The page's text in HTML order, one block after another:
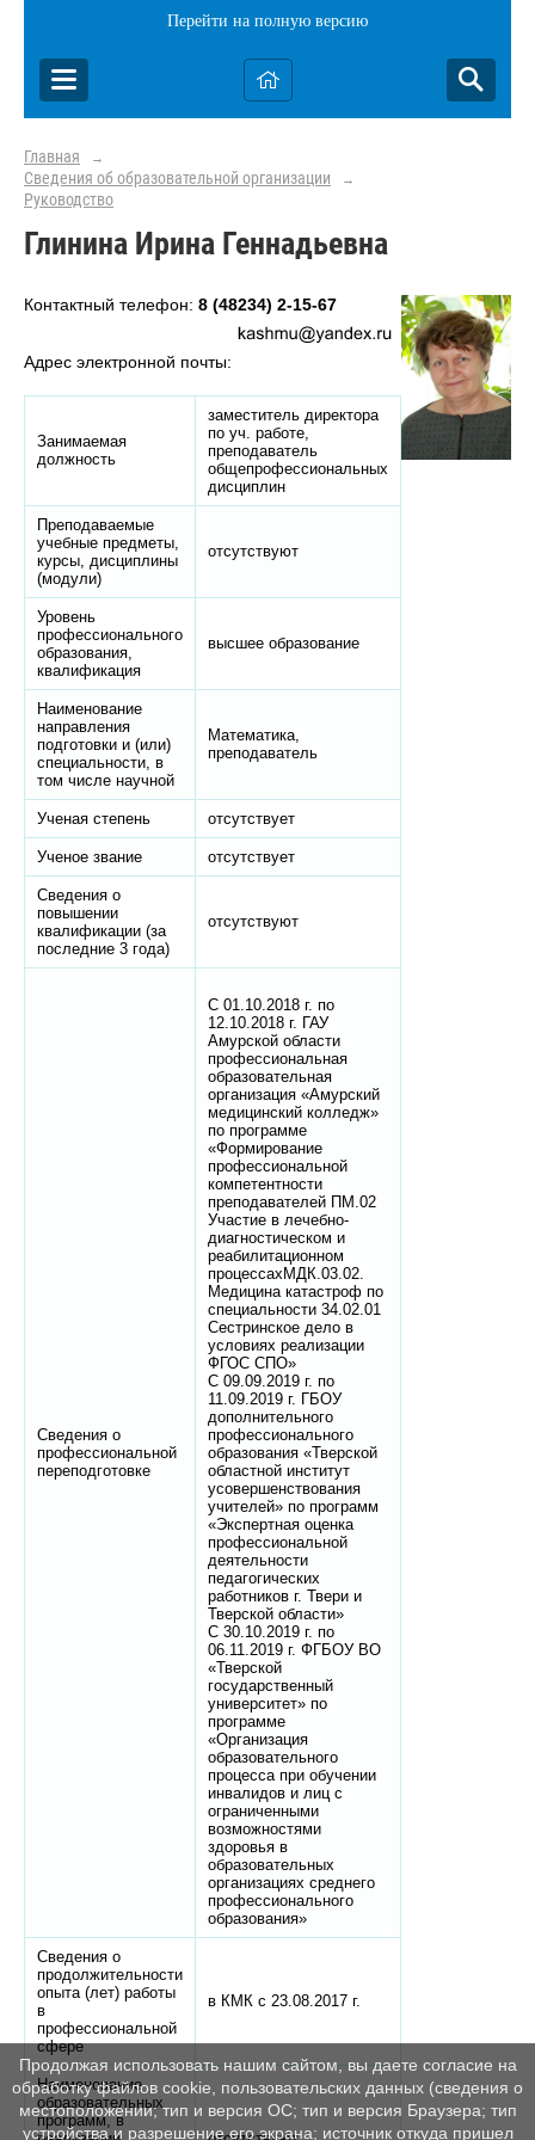
Перейти на полную версию
Главная →
Сведения об образовательной организации →
Руководство
Глинина Ирина Геннадьевна
Контактный телефон: 8 (48234) 2-15-67
Адрес электронной почты:
Занимаемая
должность
заместитель директора
по уч. работе,
преподаватель
общепрофессиональных
дисциплин
Преподаваемые
учебные предметы,
курсы, дисциплины
(модули)
отсутствуют
Уровень
профессионального
образования,
квалификация
высшее образование
Наименование
направления
подготовки и (или)
специальности, в
том числе научной
Математика,
преподаватель
Ученая степень отсутствует
Ученое звание отсутствует
Сведения о
повышении
квалификации (за
последние 3 года)
отсутствуют
Сведения о
профессиональной
переподготовке
С 01.10.2018 г. по
12.10.2018 г. ГАУ
Амурской области
профессиональная
образовательная
организация «Амурский
медицинский колледж»
по программе
«Формирование
профессиональной
компетентности
преподавателей ПМ.02
Участие в лечебно-
диагностическом и
реабилитационном
процессахМДК.03.02.
Медицина катастроф по
специальности 34.02.01
Сестринское дело в
условиях реализации
ФГОС СПО»
С 09.09.2019 г. по
11.09.2019 г. ГБОУ
дополнительного
профессионального
образования «Тверской
областной институт
усовершенствования
учителей» по программ
«Экспертная оценка
профессиональной
деятельности
педагогических
работников г. Твери и
Тверской области»
С 30.10.2019 г. по
06.11.2019 г. ФГБОУ ВО
«Тверской
государственный
университет» по
программе
«Организация
образовательного
процесса при обучении
инвалидов и лиц с
ограниченными
возможностями
здоровья в
образовательных
организациях среднего
профессионального
образования»
Сведения о
продолжительности
опыта (лет) работы
в
профессиональной
сфере
в КМК с 23.08.2017 г.
Наименование
образовательных
программ, в
Продолжая использовать нашим сайтом, вы даете согласие на
обработку файлов cookie, пользовательских данных (сведения о
местоположении; тип и версия ОС; тип и версия Браузера; тип
устройства и разрешение его экрана; источник откуда пришел